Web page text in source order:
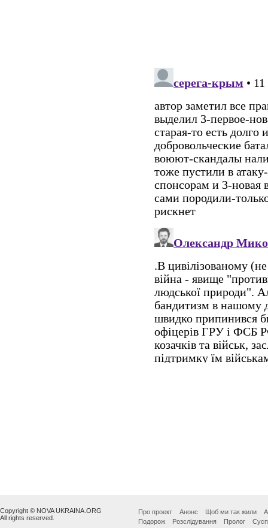
Copyright © NOVA UKRAINA.ORG
All rights reserved.
Про проект Анонс Щоб ми так жили
Подорож
Розслідування Пролог